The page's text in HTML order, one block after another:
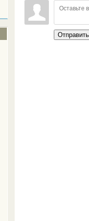
Отправить